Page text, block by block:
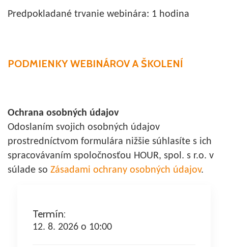
Predpokladané trvanie webinára: 1 hodina
PODMIENKY WEBINÁROV A ŠKOLENÍ
Ochrana osobných údajov
Odoslaním svojich osobných údajov
prostredníctvom formulára nižšie súhlasíte s ich
spracovávaním spoločnosťou HOUR, spol. s r.o. v
súlade so Zásadami ochrany osobných údajov.
Termín:
12. 8. 2026 o 10:00